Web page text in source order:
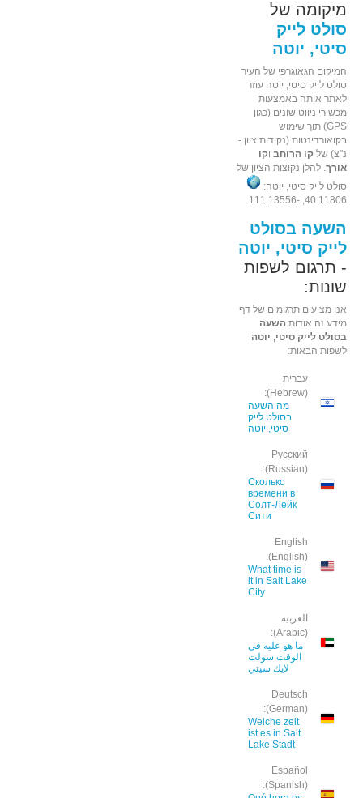
מיקומה של
סולט לייק
סיטי, יוטה
המיקום הגאוגרפי של העיר
סולט לייק סיטי, יוטה עוזר
לאתר אותה באמצעות
מכשירי ניווט שונים (כגון
GPS) תוך שימוש
בקואורדינטות (נקודות ציון -
נ"צ) של קו הרוחב וקו
אורך. להלן נקוצות הציון של
סולט לייק סיטי, יוטה:
40.11806, -111.13556
השעה בסולט
לייק סיטי, יוטה
- תרגום לשפות
שונות:
אנו מציעים תרגומים של דף
מידע זה אודות השעה
בסולט לייק סיטי, יוטה
לשפות הבאות:
עברית
(Hebrew):
מה השעה
בסולט לייק
סיטי, יוטה
Русский
(Russian):
Сколько
времени в
Солт-Лейк
Сити
English
(English):
What time is
it in Salt Lake
City
العربية
(Arabic):
ما هو عليه في
الوقت سولت
لايك سيتي
Deutsch
(German):
Welche zeit
ist es in Salt
Lake Stadt
Español
(Spanish):